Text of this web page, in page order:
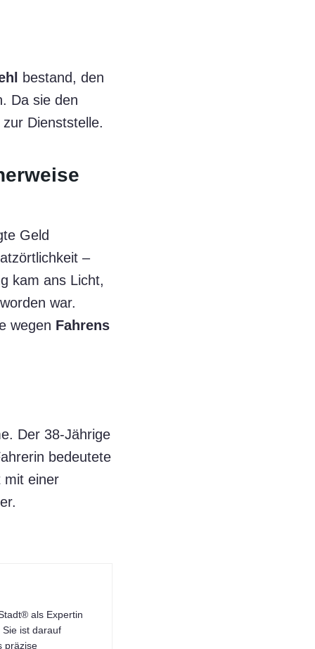
bestand, den
Da sie den
Dienststelle.
Geld
–
kam ans Licht,
war.
wegen Fahrens
Der 38-Jährige
bedeutete
mit einer
als Expertin
ist darauf
präzise